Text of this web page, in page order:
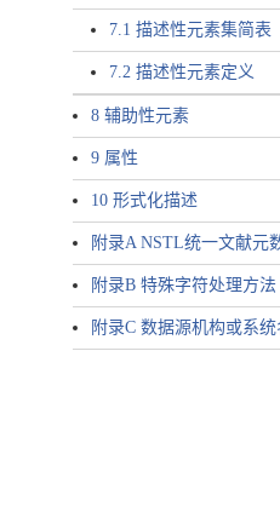
7.1 描述性元素集简表
7.2 描述性元素定义
8 辅助性元素
9 属性
10 形式化描述
附录A NSTL统一文献元
附录B 特殊字符处理方法
附录C 数据源机构或系统